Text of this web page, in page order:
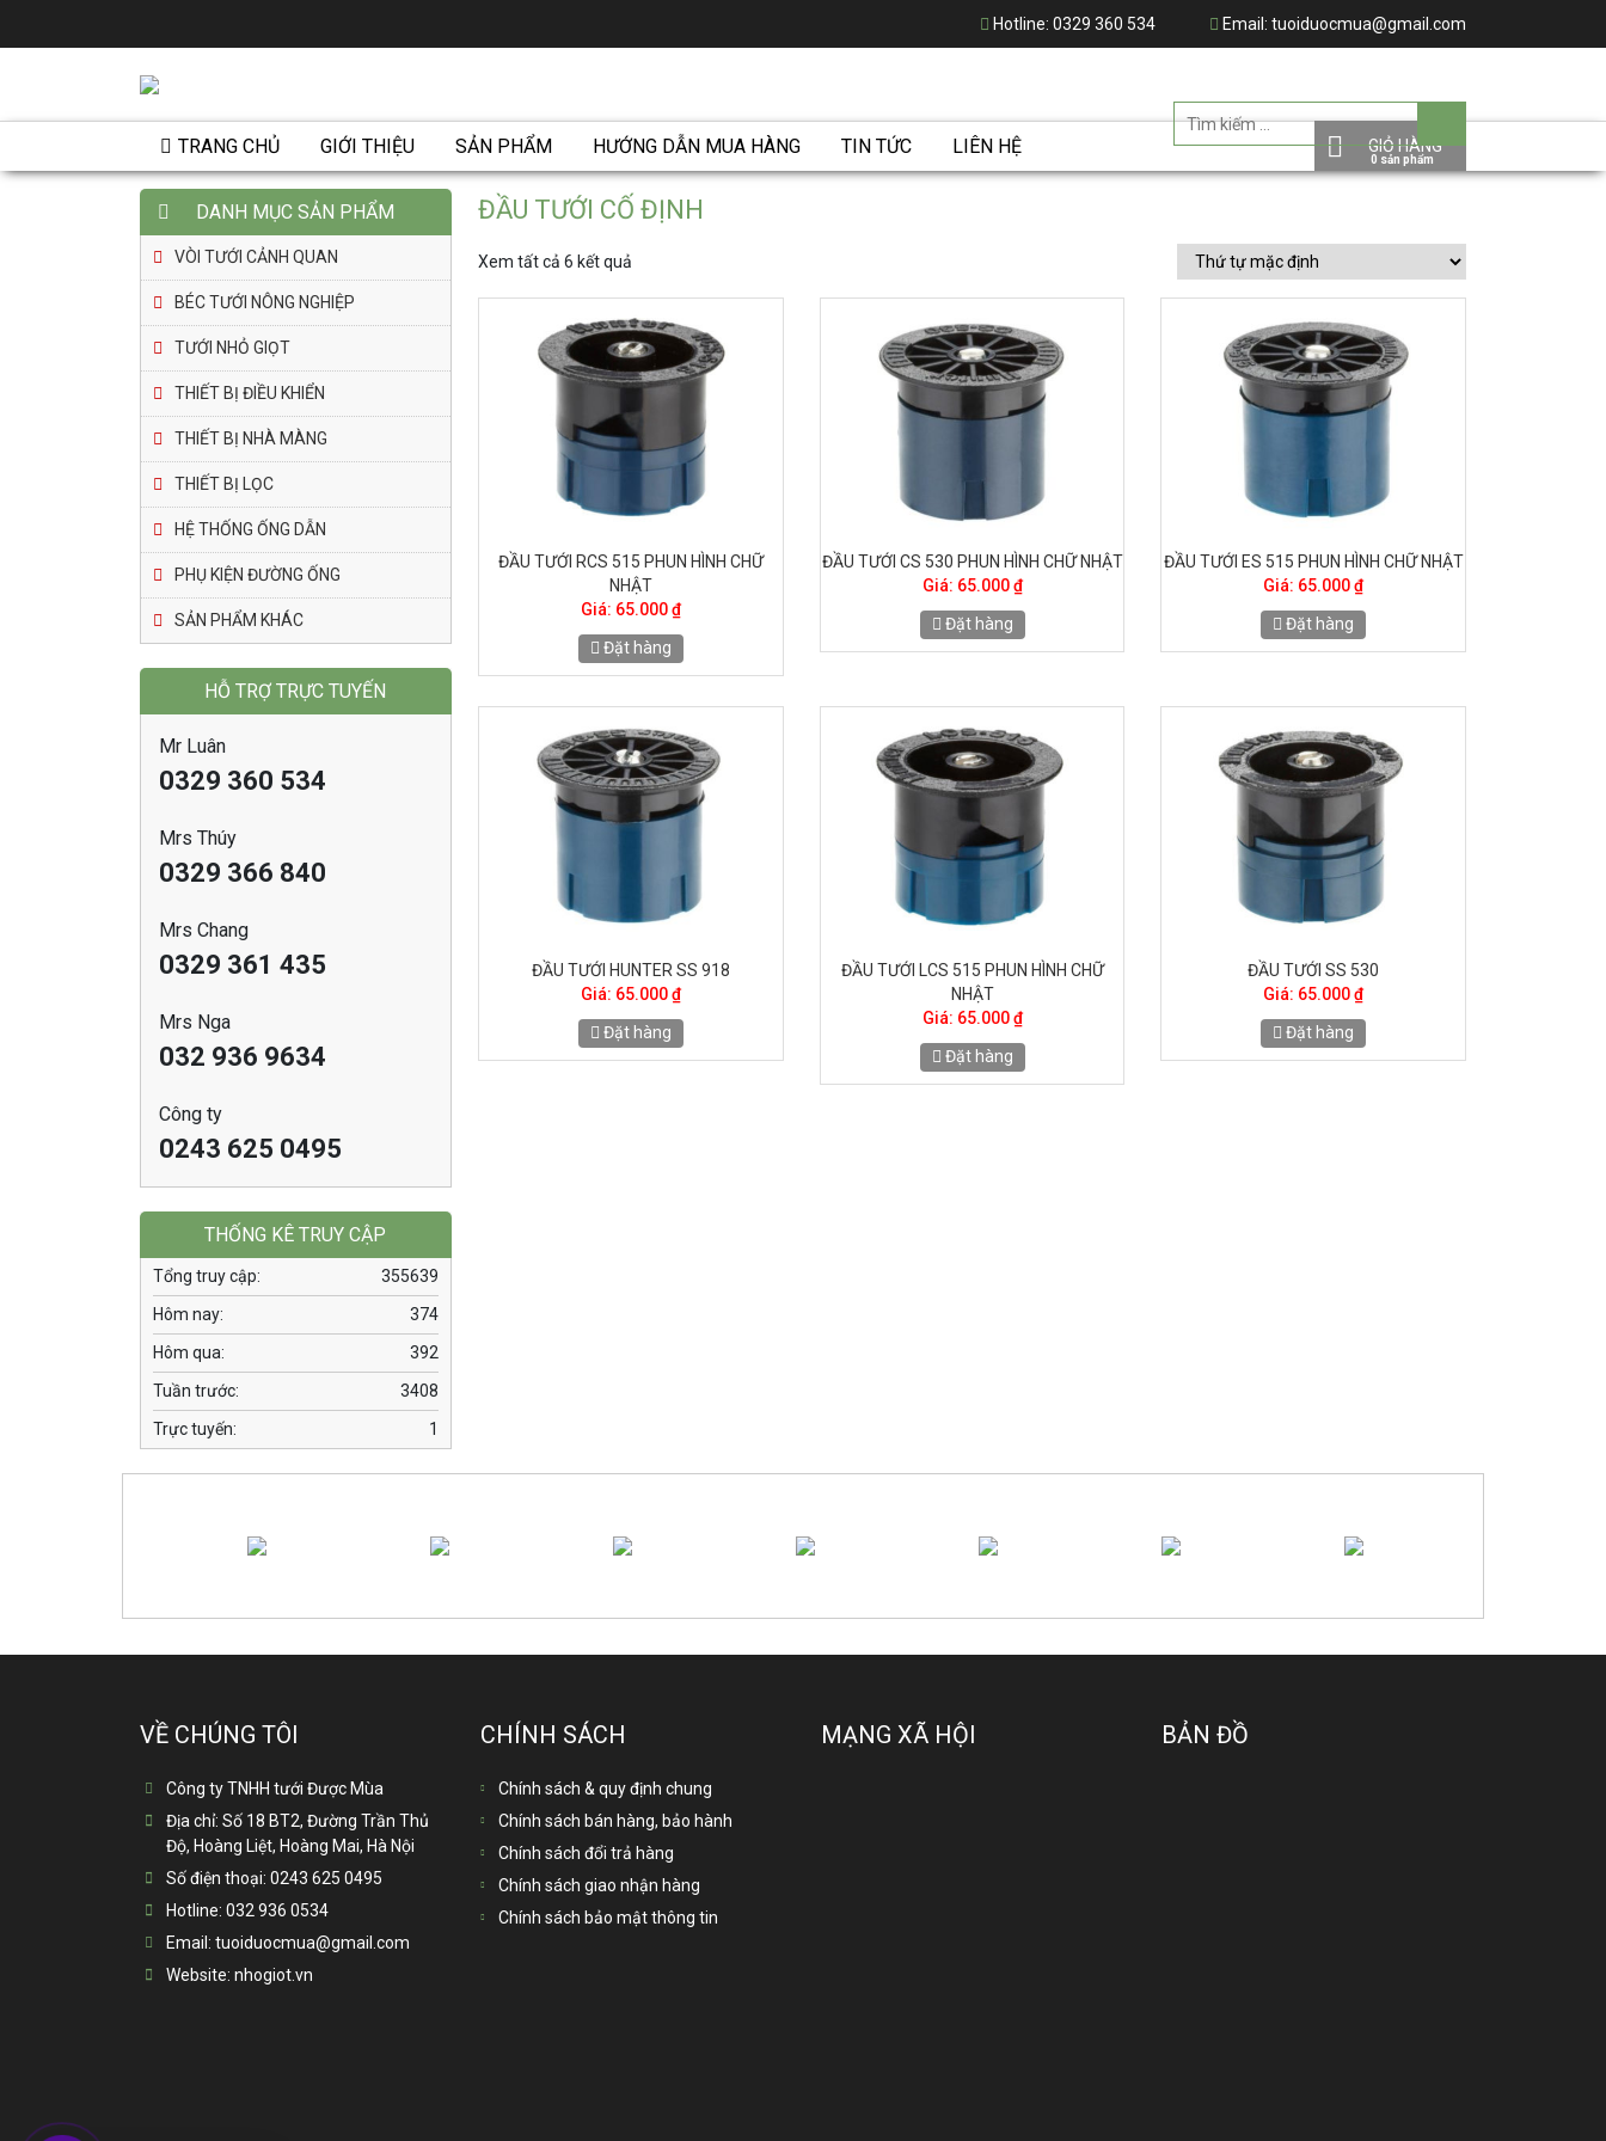
Email: tuoiduocmua@gmail.com
Hotline: 0329 360 534
GIỎ HÀNG
TRANG CHỦ GIỚI THIỆU SẢN PHẨM HƯỚNG DẪN MUA HÀNG TIN TỨC LIÊN HỆ
ĐẦU TƯỚI CỐ ĐỊNH
Xem tất cả 6 kết quả
ĐẦU TƯỚI RCS 515 PHUN HÌNH CHỮ
NHẬT
Giá: 65.000 ₫
Đặt hàng
ĐẦU TƯỚI CS 530 PHUN HÌNH CHỮ NHẬT
Giá: 65.000 ₫
Đặt hàng
ĐẦU TƯỚI ES 515 PHUN HÌNH CHỮ NHẬT
Giá: 65.000 ₫
Đặt hàng
ĐẦU TƯỚI HUNTER SS 918
Giá: 65.000 ₫
Đặt hàng
ĐẦU TƯỚI LCS 515 PHUN HÌNH CHỮ
NHẬT
Giá: 65.000 ₫
Đặt hàng
ĐẦU TƯỚI SS 530
Giá: 65.000 ₫
Đặt hàng
DANH MỤC SẢN PHẨM
VÒI TƯỚI CẢNH QUAN
BÉC TƯỚI NÔNG NGHIỆP
TƯỚI NHỎ GIỌT
THIẾT BỊ ĐIỀU KHIỂN
THIẾT BỊ NHÀ MÀNG
THIẾT BỊ LỌC
HỆ THỐNG ỐNG DẪN
PHỤ KIỆN ĐƯỜNG ỐNG
SẢN PHẨM KHÁC
HỖ TRỢ TRỰC TUYẾN
Mr Luân
0329 360 534
Mrs Thúy
0329 366 840
Mrs Chang
0329 361 435
Mrs Nga
032 936 9634
Công ty
0243 625 0495
THỐNG KÊ TRUY CẬP
355639
Tổng truy cập:
374
Hôm nay:
392
Hôm qua:
3408
Tuần trước:
1
Trực tuyến:
VỀ CHÚNG TÔI
Công ty TNHH tưới Được Mùa
Địa chỉ: Số 18 BT2, Đường Trần Thủ
Độ, Hoàng Liệt, Hoàng Mai, Hà Nội
Số điện thoại: 0243 625 0495
Hotline: 032 936 0534
Email: tuoiduocmua@gmail.com
Website: nhogiot.vn
CHÍNH SÁCH
Chính sách & quy định chung
Chính sách bán hàng, bảo hành
Chính sách đổi trả hàng
Chính sách giao nhận hàng
Chính sách bảo mật thông tin
MẠNG XÃ HỘI BẢN ĐỒ